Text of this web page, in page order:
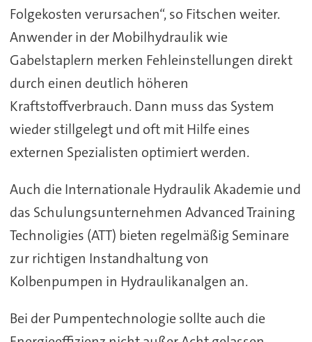
Folgekosten verursachen“, so Fitschen weiter.
Anwender in der Mobilhydraulik wie
Gabelstaplern merken Fehleinstellungen direkt
durch einen deutlich höheren
Kraftstoffverbrauch. Dann muss das System
wieder stillgelegt und oft mit Hilfe eines
externen Spezialisten optimiert werden.
Auch die Internationale Hydraulik Akademie und
das Schulungsunternehmen Advanced Training
Technoligies (ATT) bieten regelmäßig Seminare
zur richtigen Instandhaltung von
Kolbenpumpen in Hydraulikanalgen an.
Bei der Pumpentechnologie sollte auch die